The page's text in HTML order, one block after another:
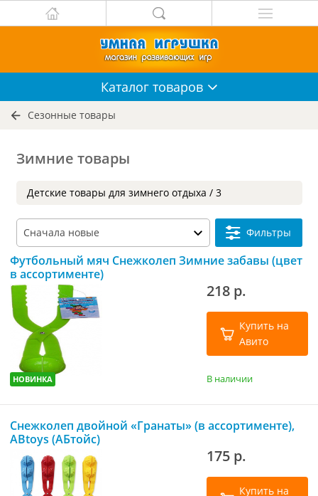
Каталог товаров
Сезонные товары
Зимние товары
Детские товары для зимнего отдыха / 3
Фильтры
НОВИНКА
Футбольный мяч Снежколеп Зимние забавы (цвет
в ассортименте)
218 р.
Купить на
Авито
В наличии
Снежколеп двойной «Гранаты» (в ассортименте),
ABtoys (АБтойс)
175 р.
Купить на